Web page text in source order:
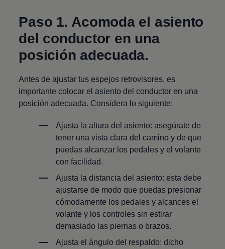
Paso 1. Acomoda el asiento
del conductor en una
posición adecuada.
Antes de ajustar tus espejos retrovisores, es
importante colocar el asiento del conductor en una
posición adecuada. Considera lo siguiente:
Ajusta la altura del asiento: asegúrate de
tener una vista clara del camino y de que
puedas alcanzar los pedales y el volante
con facilidad.
Ajusta la distancia del asiento: esta debe
ajustarse de modo que puedas presionar
cómodamente los pedales y alcances el
volante y los controles sin estirar
demasiado las piernas o brazos.
Ajusta el ángulo del respaldo: dicho